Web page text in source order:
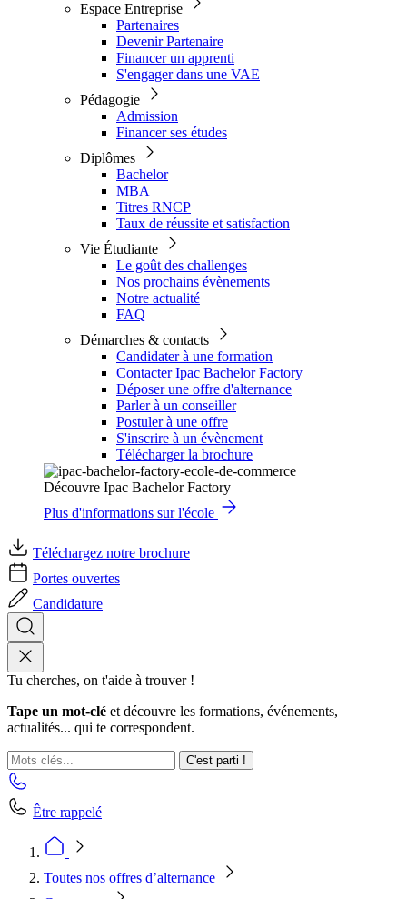
Espace Entreprise
Partenaires
Devenir Partenaire
Financer un apprenti
S'engager dans une VAE
Pédagogie
Admission
Financer ses études
Diplômes
Bachelor
MBA
Titres RNCP
Taux de réussite et satisfaction
Vie Étudiante
Le goût des challenges
Nos prochains évènements
Notre actualité
FAQ
Démarches & contacts
Candidater à une formation
Contacter Ipac Bachelor Factory
Déposer une offre d'alternance
Parler à un conseiller
Postuler à une offre
S'inscrire à un évènement
Télécharger la brochure
Découvre Ipac Bachelor Factory
Plus d'informations sur l'école
Téléchargez notre brochure
Portes ouvertes
Candidature
Tu cherches, on t'aide à trouver !
Tape un mot-clé et découvre les formations, événements,
actualités... qui te correspondent.
C'est parti !
Être rappelé
Toutes nos offres d’alternance